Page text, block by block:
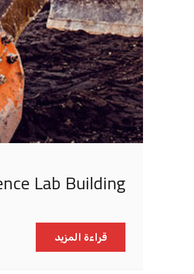
Lab Building
قراءة المزيد